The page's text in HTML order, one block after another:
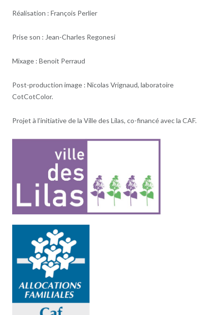
Réalisation : François Perlier
Prise son : Jean-Charles Regonesi
Mixage : Benoit Perraud
Post-production image : Nicolas Vrignaud, laboratoire
CotCotColor.
Projet à l’initiative de la Ville des Lilas, co-financé avec la CAF.